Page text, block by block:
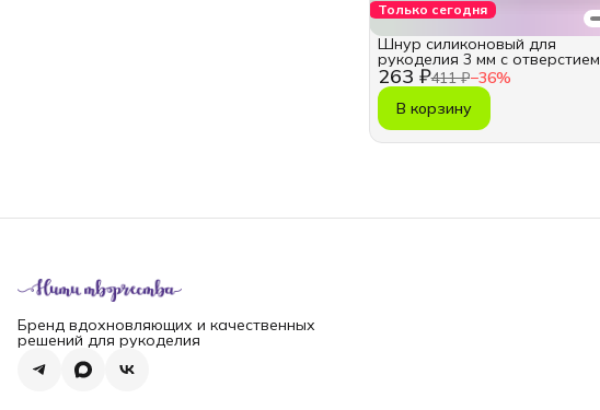
Только сегодня
263 ₽411 ₽−36%
Шнур силиконовый для
рукоделия 3 мм с отверстием
В корзину
Бренд вдохновляющих и качественных
решений для рукоделия